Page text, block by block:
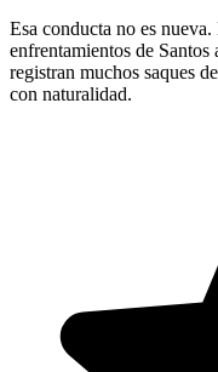
Esa conducta no es
enfrentamientos de
registran muchos saques
con naturalidad.